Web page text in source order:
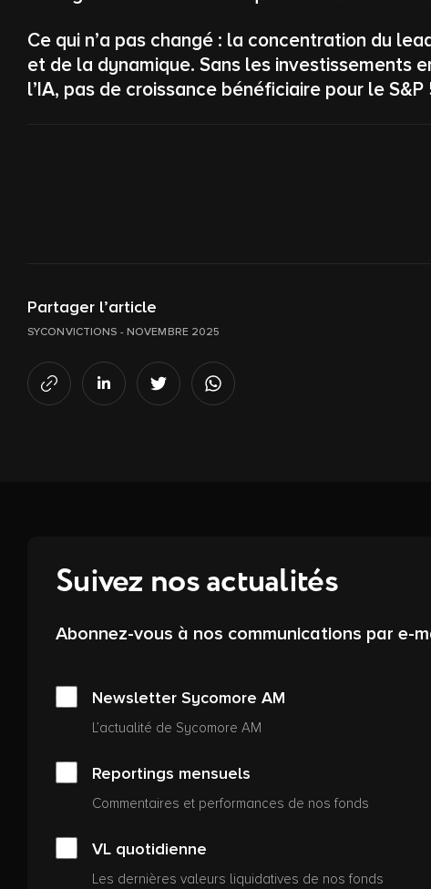
Ce qui n’a pas changé : la concentration du
et de la dynamique. Sans les investissements
l’IA, pas de croissance bénéficiaire pour le S&P
Partager l’article
SYCONVICTIONS - NOVEMBRE 2025
Suivez nos actualités
Abonnez-vous à nos communications par e-
Newsletter Sycomore AM
L’actualité de Sycomore AM
Reportings mensuels
Commentaires et performances de nos fonds
VL quotidienne
Les dernières valeurs liquidatives de nos fonds